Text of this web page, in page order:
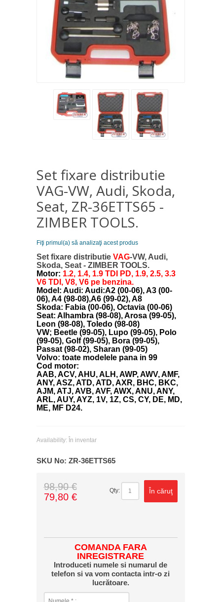
Set fixare distributie
VAG-VW, Audi, Skoda,
Seat, ZR-36ETTS65 -
ZIMBER TOOLS.
Fiţi primul(a) să analizaţi acest produs
Set fixare distributieVAG-VW, Audi,
Skoda, Seat - ZIMBER TOOLS.
Motor: 1.2, 1.4, 1.9 TDI PD, 1.9, 2.5, 3.3
V6 TDI, V8, V6 pe benzina.
Model: Audi: Audi:A2 (00-06), A3 (00-
06), A4 (98-08),A6 (99-02), A8
Skoda: Fabia (00-06), Octavia (00-06)
Seat: Alhambra (98-08), Arosa (99-05),
Leon (98-08), Toledo (98-08)
VW; Beetle (99-05), Lupo (99-05), Polo
(99-05), Golf (99-05), Bora (99-05),
Passat (98-02), Sharan (99-05)
Volvo: toate modelele pana in 99
Cod motor:
AAB, ACV, AHU, ALH, AWP, AWV, AMF,
ANY, ASZ, ATD, ATD, AXR, BHC, BKC,
AJM, ATJ, AVB, AVF, AWX, ANU, ANY,
ARL, AUY, AYZ, 1V, 1Z, CS, CY, DE, MD,
ME, MF D24.
Availability: În inventar
SKU No: ZR-36ETTS65
98,90 €
79,80 €
Qty: În căruţ
COMANDA FARA
INREGISTRARE
Introduceti numele si numarul de
telefon si va vom contacta intr-o zi
lucrătoare.